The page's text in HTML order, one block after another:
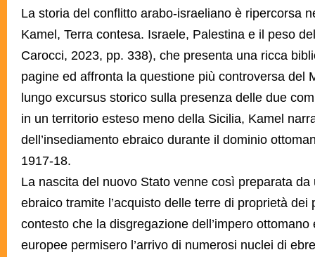
La storia del conflitto arabo-israeliano è ripercorsa
Kamel, Terra contesa. Israele, Palestina e il peso
Carocci, 2023, pp. 338), che presenta una ricca
pagine ed affronta la questione più controversa del
lungo excursus storico sulla presenza delle due
in un territorio esteso meno della Sicilia, Kamel
dell’insediamento ebraico durante il dominio
1917-18.
La nascita del nuovo Stato venne così preparata
ebraico tramite l’acquisto delle terre di proprietà dei
contesto che la disgregazione dell’impero ottomano
europee permisero l’arrivo di numerosi nuclei di